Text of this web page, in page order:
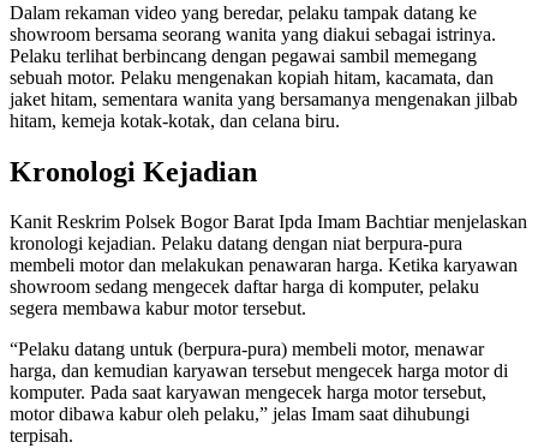
Dalam rekaman video yang beredar, pelaku tampak datang ke
showroom bersama seorang wanita yang diakui sebagai istrinya.
Pelaku terlihat berbincang dengan pegawai sambil memegang
sebuah motor. Pelaku mengenakan kopiah hitam, kacamata, dan
jaket hitam, sementara wanita yang bersamanya mengenakan jilbab
hitam, kemeja kotak-kotak, dan celana biru.
Kronologi Kejadian
Kanit Reskrim Polsek Bogor Barat Ipda Imam Bachtiar menjelaskan
kronologi kejadian. Pelaku datang dengan niat berpura-pura
membeli motor dan melakukan penawaran harga. Ketika karyawan
showroom sedang mengecek daftar harga di komputer, pelaku
segera membawa kabur motor tersebut.
“Pelaku datang untuk (berpura-pura) membeli motor, menawar
harga, dan kemudian karyawan tersebut mengecek harga motor di
komputer. Pada saat karyawan mengecek harga motor tersebut,
motor dibawa kabur oleh pelaku,” jelas Imam saat dihubungi
terpisah.